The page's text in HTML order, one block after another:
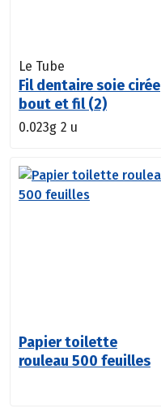
Le Tube
Fil dentaire soie cirée
bout et fil (2)
0.023g 2 u
Papier toilette
rouleau 500 feuilles